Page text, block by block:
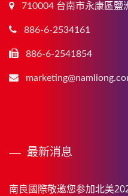
710004 台南市永康區鹽
886-6-2534161
886-6-2541854
最新消息
南良國際敬邀您参加北美